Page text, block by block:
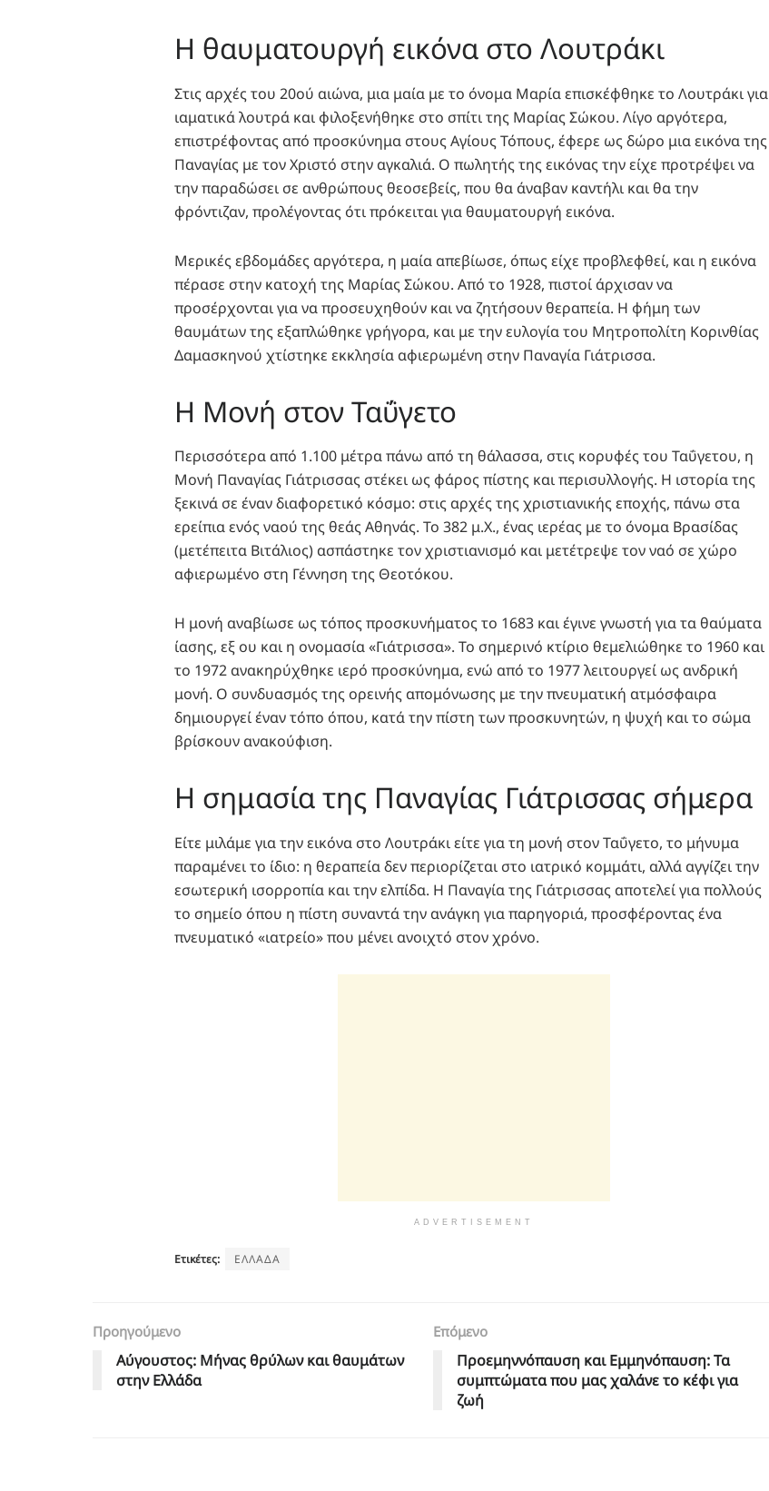
Η θαυματουργή εικόνα στο Λουτράκι
Στις αρχές του 20ού αιώνα, μια μαία με το όνομα Μαρία επισκέφθηκε το Λουτράκι για
ιαματικά λουτρά και φιλοξενήθηκε στο σπίτι της Μαρίας Σώκου. Λίγο αργότερα,
επιστρέφοντας από προσκύνημα στους Αγίους Τόπους, έφερε ως δώρο μια εικόνα της
Παναγίας με τον Χριστό στην αγκαλιά. Ο πωλητής της εικόνας την είχε προτρέψει να
την παραδώσει σε ανθρώπους θεοσεβείς, που θα άναβαν καντήλι και θα την
φρόντιζαν, προλέγοντας ότι πρόκειται για θαυματουργή εικόνα.
Μερικές εβδομάδες αργότερα, η μαία απεβίωσε, όπως είχε προβλεφθεί, και η εικόνα
πέρασε στην κατοχή της Μαρίας Σώκου. Από το 1928, πιστοί άρχισαν να
προσέρχονται για να προσευχηθούν και να ζητήσουν θεραπεία. Η φήμη των
θαυμάτων της εξαπλώθηκε γρήγορα, και με την ευλογία του Μητροπολίτη Κορινθίας
Δαμασκηνού χτίστηκε εκκλησία αφιερωμένη στην Παναγία Γιάτρισσα.
Η Μονή στον Ταΰγετο
Περισσότερα από 1.100 μέτρα πάνω από τη θάλασσα, στις κορυφές του Ταΰγετου, η
Μονή Παναγίας Γιάτρισσας στέκει ως φάρος πίστης και περισυλλογής. Η ιστορία της
ξεκινά σε έναν διαφορετικό κόσμο: στις αρχές της χριστιανικής εποχής, πάνω στα
ερείπια ενός ναού της θεάς Αθηνάς. Το 382 μ.Χ., ένας ιερέας με το όνομα Βρασίδας
(μετέπειτα Βιτάλιος) ασπάστηκε τον χριστιανισμό και μετέτρεψε τον ναό σε χώρο
αφιερωμένο στη Γέννηση της Θεοτόκου.
Η μονή αναβίωσε ως τόπος προσκυνήματος το 1683 και έγινε γνωστή για τα θαύματα
ίασης, εξ ου και η ονομασία «Γιάτρισσα». Το σημερινό κτίριο θεμελιώθηκε το 1960 και
το 1972 ανακηρύχθηκε ιερό προσκύνημα, ενώ από το 1977 λειτουργεί ως ανδρική
μονή. Ο συνδυασμός της ορεινής απομόνωσης με την πνευματική ατμόσφαιρα
δημιουργεί έναν τόπο όπου, κατά την πίστη των προσκυνητών, η ψυχή και το σώμα
βρίσκουν ανακούφιση.
Η σημασία της Παναγίας Γιάτρισσας σήμερα
Είτε μιλάμε για την εικόνα στο Λουτράκι είτε για τη μονή στον Ταΰγετο, το μήνυμα
παραμένει το ίδιο: η θεραπεία δεν περιορίζεται στο ιατρικό κομμάτι, αλλά αγγίζει την
εσωτερική ισορροπία και την ελπίδα. Η Παναγία της Γιάτρισσας αποτελεί για πολλούς
το σημείο όπου η πίστη συναντά την ανάγκη για παρηγοριά, προσφέροντας ένα
πνευματικό «ιατρείο» που μένει ανοιχτό στον χρόνο.
ADVERTISEMENT
Ετικέτες: ΕΛΛΑΔΑ
Προηγούμενο
Αύγουστος: Μήνας θρύλων και θαυμάτων
στην Ελλάδα
Επόμενο
Προεμηννόπαυση και Εμμηνόπαυση: Τα
συμπτώματα που μας χαλάνε το κέφι για
ζωή